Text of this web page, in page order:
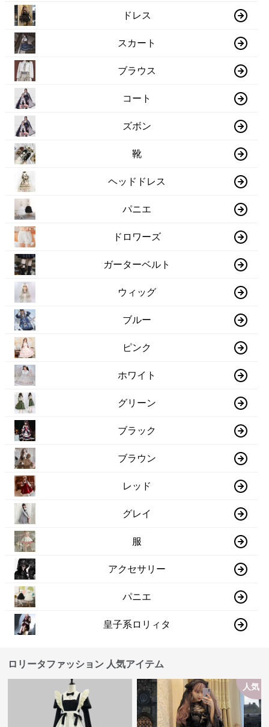
ドレス
スカート
ブラウス
コート
ズボン
靴
ヘッドドレス
パニエ
ドロワーズ
ガーターベルト
ウィッグ
ブルー
ピンク
ホワイト
グリーン
ブラック
ブラウン
レッド
グレイ
服
アクセサリー
パニエ
皇子系ロリィタ
ロリータファッション 人気アイテム
人気